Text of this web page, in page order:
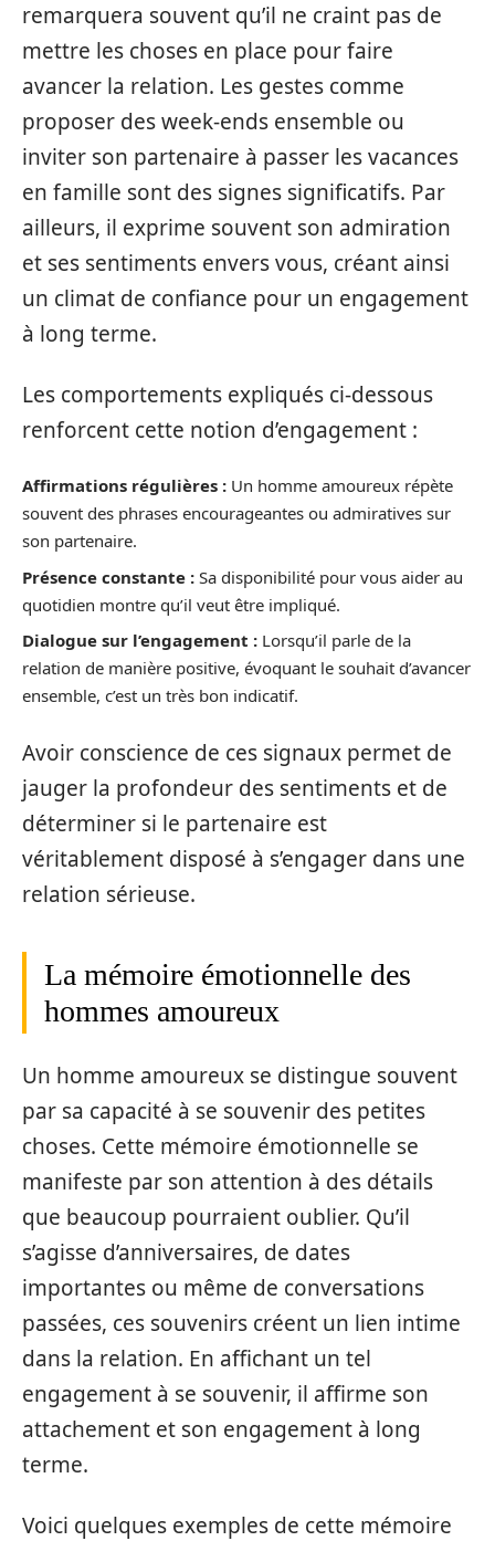
remarquera souvent qu’il ne craint pas de
mettre les choses en place pour faire
avancer la relation. Les gestes comme
proposer des week-ends ensemble ou
inviter son partenaire à passer les vacances
en famille sont des signes significatifs. Par
ailleurs, il exprime souvent son admiration
et ses sentiments envers vous, créant ainsi
un climat de confiance pour un engagement
à long terme.
Les comportements expliqués ci-dessous
renforcent cette notion d’engagement :
Affirmations régulières : Un homme amoureux répète
souvent des phrases encourageantes ou admiratives sur
son partenaire.
Présence constante : Sa disponibilité pour vous aider au
quotidien montre qu’il veut être impliqué.
Dialogue sur l’engagement : Lorsqu’il parle de la
relation de manière positive, évoquant le souhait d’avancer
ensemble, c’est un très bon indicatif.
Avoir conscience de ces signaux permet de
jauger la profondeur des sentiments et de
déterminer si le partenaire est
véritablement disposé à s’engager dans une
relation sérieuse.
La mémoire émotionnelle des
hommes amoureux
Un homme amoureux se distingue souvent
par sa capacité à se souvenir des petites
choses. Cette mémoire émotionnelle se
manifeste par son attention à des détails
que beaucoup pourraient oublier. Qu’il
s’agisse d’anniversaires, de dates
importantes ou même de conversations
passées, ces souvenirs créent un lien intime
dans la relation. En affichant un tel
engagement à se souvenir, il affirme son
attachement et son engagement à long
terme.
Voici quelques exemples de cette mémoire